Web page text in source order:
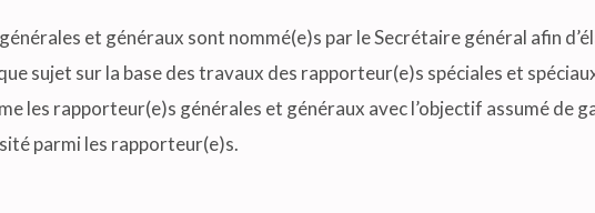
et généraux sont nommé(e)s par le Secrétaire général afin
sujet sur la base des travaux des rapporteur(e)s spéciales et
les rapporteur(e)s générales et généraux avec l’objectif assumé de
parmi les rapporteur(e)s.